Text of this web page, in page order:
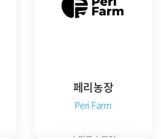
페리농장
Peri Farm